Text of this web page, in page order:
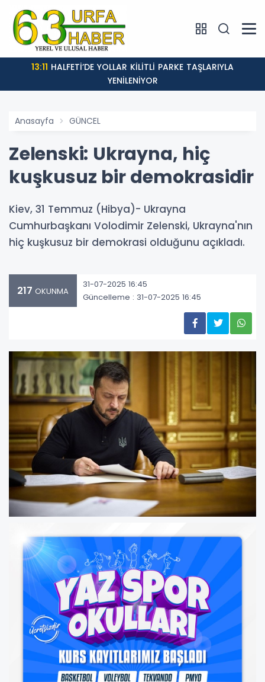
13:11
YENİLENİYOR
Anasayfa GÜNCEL
Zelenski: Ukrayna, hiç
kuşkusuz bir demokrasidir
Kiev, 31 Temmuz (Hibya)- Ukrayna
Cumhurbaşkanı Volodimir Zelenski, Ukrayna'nın
hiç kuşkusuz bir demokrasi olduğunu açıkladı.
217 OKUNMA
31-07-2025 16:45
Güncelleme : 31-07-2025 16:45